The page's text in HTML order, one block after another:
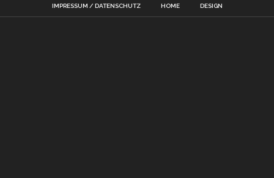
IMPRESSUM / DATENSCHUTZ HOME DESIGN